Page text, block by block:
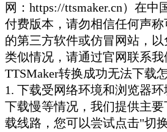
网：https://ttsmaker.cn）在
付费版本，请勿相信任何声
的第三方软件或仿冒网站，
类似情况，请通过官网联系我
TTSMaker转换成功无法下载
1. 下载受网络环境和浏览器
下载慢等情况，我们提供主
载线路，您可以尝试点击"切